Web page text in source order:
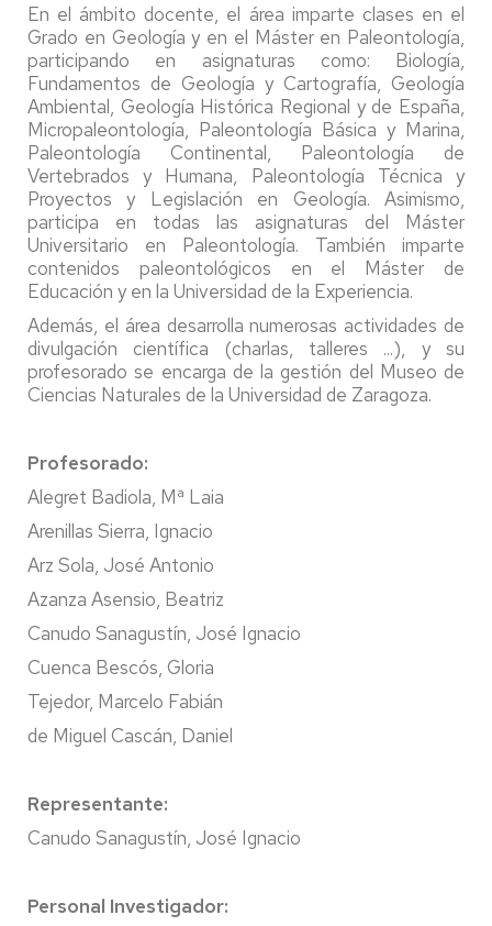
En el ámbito docente, el área imparte clases en el
Grado en Geología y en el Máster en Paleontología,
participando en asignaturas como: Biología,
Fundamentos de Geología y Cartografía, Geología
Ambiental, Geología Histórica Regional y de España,
Micropaleontología, Paleontología Básica y Marina,
Paleontología Continental, Paleontología de
Vertebrados y Humana, Paleontología Técnica y
Proyectos y Legislación en Geología. Asimismo,
participa en todas las asignaturas del Máster
Universitario en Paleontología. También imparte
contenidos paleontológicos en el Máster de
Educación y en la Universidad de la Experiencia.
Además, el área desarrolla numerosas actividades de
divulgación científica (charlas, talleres ...), y su
profesorado se encarga de la gestión del Museo de
Ciencias Naturales de la Universidad de Zaragoza.
Profesorado:
Alegret Badiola, Mª Laia
Arenillas Sierra, Ignacio
Arz Sola, José Antonio
Azanza Asensio, Beatriz
Canudo Sanagustín, José Ignacio
Cuenca Bescós, Gloria
Tejedor, Marcelo Fabián
de Miguel Cascán, Daniel
Representante:
Canudo Sanagustín, José Ignacio
Personal Investigador: